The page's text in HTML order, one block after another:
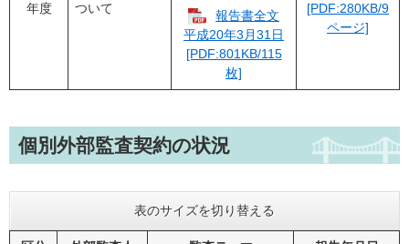
年度
ついて
[PDF:280KB/9
ページ]
報告書全文
平成20年3月31日
[PDF:801KB/115
枚]
個別外部監査契約の状況
表のサイズを切り替える